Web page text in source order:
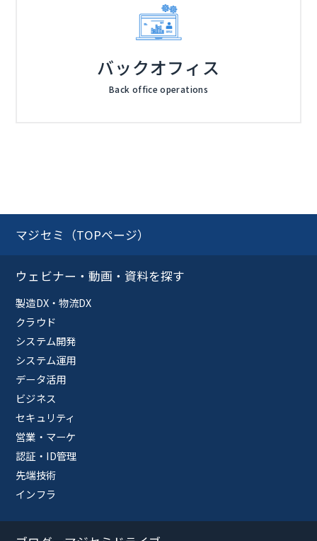
バックオフィス
Back office operations
マジセミ（TOPページ）
ウェビナー・動画・資料を探す
製造DX・物流DX
クラウド
システム開発
システム運用
データ活用
ビジネス
セキュリティ
営業・マーケ
認証・ID管理
先端技術
インフラ